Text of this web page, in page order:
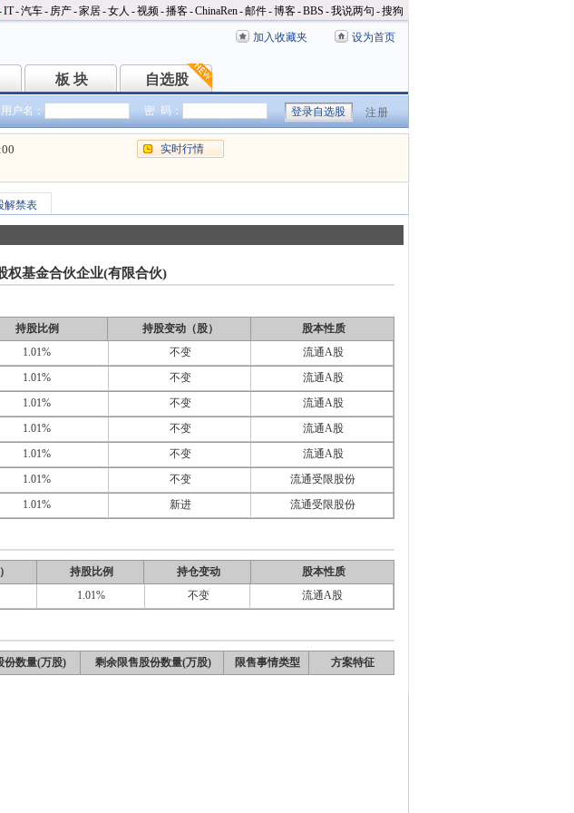
IT-汽车- 房产-家居-女人 -视频-播客-ChinaRen-邮件-博客-BBS -我说两句 -搜狗
加入收藏夹 设为首页
板 块
板 块 自选股
自选股
用户名： 密 码： 注册
实时行情
解禁表
权基金合伙企业(有限合伙)
持股比例 持股变动（股）
股本性质
1.01% 不变 流通A股
1.01% 不变 流通A股
1.01% 不变 流通A股
1.01% 不变 流通A股
1.01% 不变 流通A股
1.01% 不变 流通受限股份
1.01% 新进 流通受限股份
持股比例 持仓变动
股本性质
1.01% 不变 流通A股
份数量(万股) 剩余限售股份数量(万股) 限售事情类型 方案特征